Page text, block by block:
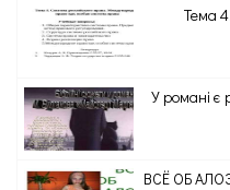
Тема
У романі є
ВСЁ ОБ